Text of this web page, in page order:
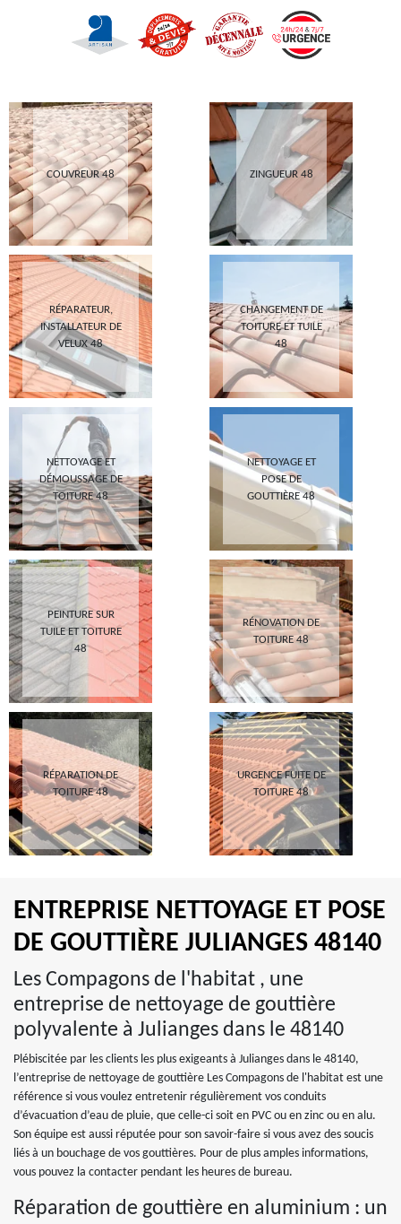
COUVREUR 48 ZINGUEUR 48
RÉPARATEUR,
INSTALLATEUR DE
VELUX 48
CHANGEMENT DE
TOITURE ET TUILE
48
NETTOYAGE ET
DÉMOUSSAGE DE
TOITURE 48
NETTOYAGE ET
POSE DE
GOUTTIÈRE 48
PEINTURE SUR
TUILE ET TOITURE
48
RÉNOVATION DE
TOITURE 48
RÉPARATION DE
TOITURE 48
URGENCE FUITE DE
TOITURE 48
ENTREPRISE NETTOYAGE ET POSE
DE GOUTTIÈRE JULIANGES 48140
Les Compagons de l'habitat , une
entreprise de nettoyage de gouttière
polyvalente à Julianges dans le 48140
Plébiscitée par les clients les plus exigeants à Julianges dans le 48140,
l’entreprise de nettoyage de gouttière Les Compagons de l'habitat est une
référence si vous voulez entretenir régulièrement vos conduits
d’évacuation d’eau de pluie, que celle-ci soit en PVC ou en zinc ou en alu.
Son équipe est aussi réputée pour son savoir-faire si vous avez des soucis
liés à un bouchage de vos gouttières. Pour de plus amples informations,
vous pouvez la contacter pendant les heures de bureau.
Réparation de gouttière en aluminium : un